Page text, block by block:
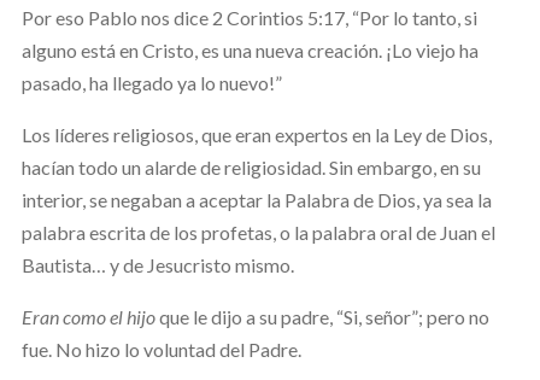
Por eso Pablo nos dice 2 Corintios 5:17, “Por lo tanto, si
alguno está en Cristo, es una nueva creación. ¡Lo viejo ha
pasado, ha llegado ya lo nuevo!”
Los líderes religiosos, que eran expertos en la Ley de Dios,
hacían todo un alarde de religiosidad. Sin embargo, en su
interior, se negaban a aceptar la Palabra de Dios, ya sea la
palabra escrita de los profetas, o la palabra oral de Juan el
Bautista… y de Jesucristo mismo.
Eran como el hijoque le dijo a su padre, “Si, señor”; pero no
fue. No hizo lo voluntad del Padre.